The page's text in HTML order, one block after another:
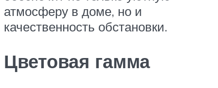
атмосферу в доме, но и
качественность обстановки.
Цветовая гамма